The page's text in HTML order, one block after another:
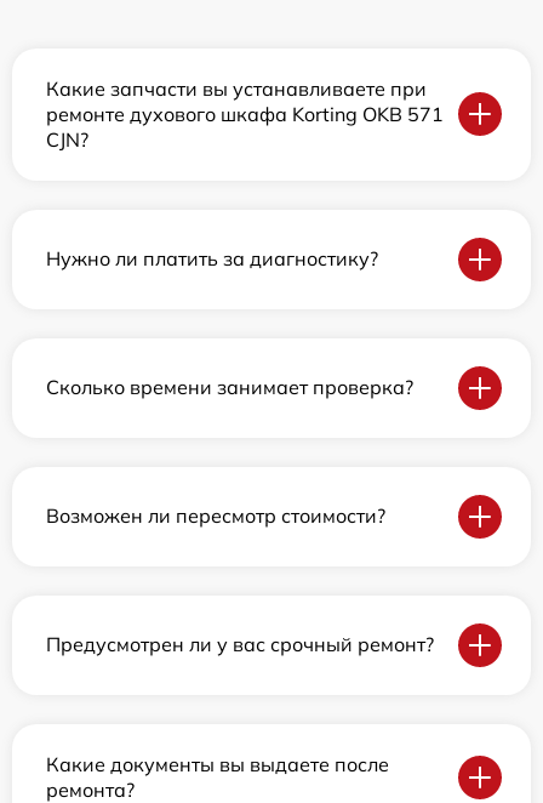
Какие запчасти вы устанавливаете при
ремонте духового шкафа Korting OKB 571
CJN?
Нужно ли платить за диагностику?
Сколько времени занимает проверка?
Возможен ли пересмотр стоимости?
Предусмотрен ли у вас срочный ремонт?
Какие документы вы выдаете после
ремонта?